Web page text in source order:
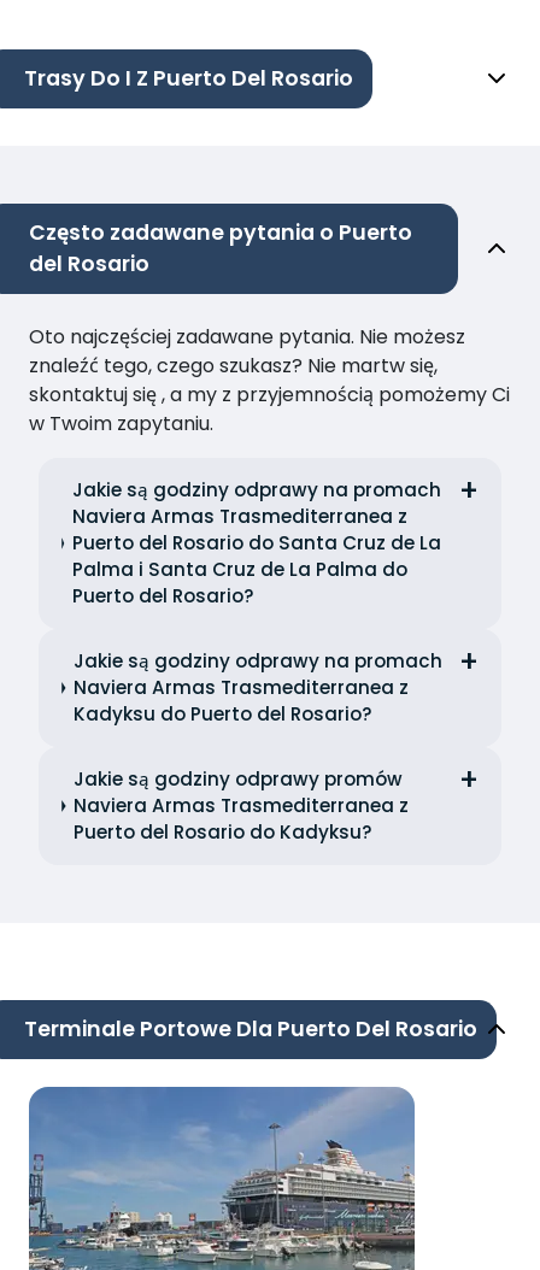
Trasy Do I Z Puerto Del Rosario
Często zadawane pytania o Puerto
del Rosario
Oto najczęściej zadawane pytania. Nie możesz
znaleźć tego, czego szukasz? Nie martw się,
skontaktuj się , a my z przyjemnością pomożemy Ci
w Twoim zapytaniu.
Jakie są godziny odprawy na promach
Naviera Armas Trasmediterranea z
Puerto del Rosario do Santa Cruz de La
Palma i Santa Cruz de La Palma do
Puerto del Rosario?
Jakie są godziny odprawy na promach
Naviera Armas Trasmediterranea z
Kadyksu do Puerto del Rosario?
Jakie są godziny odprawy promów
Naviera Armas Trasmediterranea z
Puerto del Rosario do Kadyksu?
Terminale Portowe Dla Puerto Del Rosario